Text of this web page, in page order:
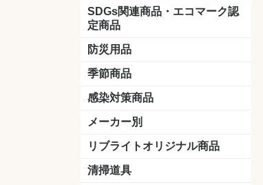
キャンペーン商品
新製品
SDGs関連商品・エコマーク認
定商品
防災用品
季節商品
感染対策商品
おう吐物
除菌洗剤
うがい薬
マスク
手洗い石鹸
手指消毒
手袋
メーカー別
クオリティ
ニイタカ
シーバイエス
リンレイ
ペンギンワックス
横浜油脂工業
ミッケル化学（旧：スイショウ
ユシロ化学
コニシ
つやげん
ダイカ商事
スリーエムジャパン
山崎産業
テラモト
セイワ
エトレー
ラバーメイド
ジャパックス
日本サニパック
ケルヒャー
マキタ
ショーワグローブ
花王
サラヤ
アルボース
コスケム
ミヤキ
紺商
信徳ポミー
リブライトオリジナル商品
LLオレンジクリーナー
LL油脂専用クリーナー
LLワックスモップ
LL-21
マーベラスiL
清掃道具